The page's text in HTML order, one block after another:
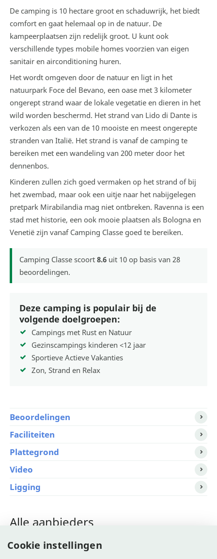
De camping is 10 hectare groot en schaduwrijk, het biedt
comfort en gaat helemaal op in de natuur. De
kampeerplaatsen zijn redelijk groot. U kunt ook
verschillende types mobile homes voorzien van eigen
sanitair en airconditioning huren.
Het wordt omgeven door de natuur en ligt in het
natuurpark Foce del Bevano, een oase met 3 kilometer
ongerept strand waar de lokale vegetatie en dieren in het
wild worden beschermd. Het strand van Lido di Dante is
verkozen als een van de 10 mooiste en meest ongerepte
stranden van Italië. Het strand is vanaf de camping te
bereiken met een wandeling van 200 meter door het
dennenbos.
Kinderen zullen zich goed vermaken op het strand of bij
het zwembad, maar ook een uitje naar het nabijgelegen
pretpark Mirabilandia mag niet ontbreken. Ravenna is een
stad met historie, een ook mooie plaatsen als Bologna en
Venetië zijn vanaf Camping Classe goed te bereiken.
Camping Classe scoort 8.6 uit 10 op basis van 28
beoordelingen.
Deze camping is populair bij de
volgende doelgroepen:
Campings met Rust en Natuur
Gezinscampings kinderen <12 jaar
Sportieve Actieve Vakanties
Zon, Strand en Relax
Beoordelingen
Faciliteiten
Plattegrond
Video
Ligging
Alle aanbieders
Tip!
Cookie instellingen